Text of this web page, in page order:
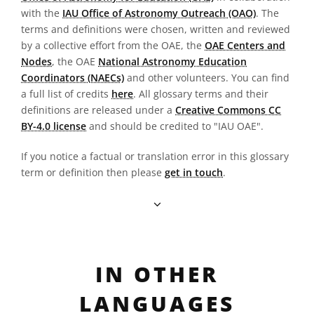
with the IAU Office of Astronomy Outreach (OAO). The
terms and definitions were chosen, written and reviewed
by a collective effort from the OAE, the OAE Centers and
Nodes, the OAE National Astronomy Education
Coordinators (NAECs) and other volunteers. You can find
a full list of credits here. All glossary terms and their
definitions are released under a Creative Commons CC
BY-4.0 license and should be credited to "IAU OAE".
If you notice a factual or translation error in this glossary
term or definition then please get in touch.
IN OTHER
LANGUAGES